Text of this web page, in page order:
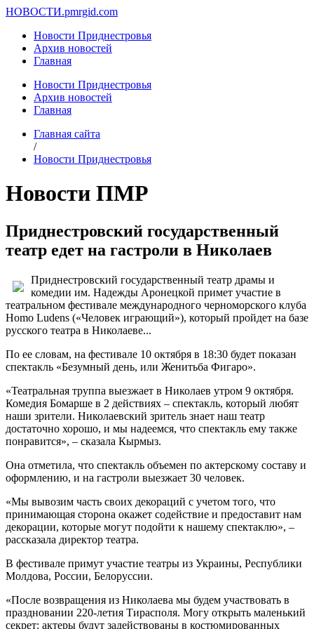
НОВОСТИ.pmrgid.com
Новости Приднестровья
Архив новостей
Главная
Новости Приднестровья
Архив новостей
Главная
Главная сайта
/
Новости Приднестровья
Новости ПМР
Приднестровский государственный
театр едет на гастроли в Николаев
Приднестровский государственный театр драмы и
комедии им. Надежды Аронецкой примет участие в
театральном фестивале международного черноморского клуба
Homo Ludens («Человек играющий»), который пройдет на базе
русского театра в Николаеве...
По ее словам, на фестивале 10 октября в 18:30 будет показан
спектакль «Безумный день, или Женитьба Фигаро».
«Театральная труппа выезжает в Николаев утром 9 октября.
Комедия Бомарше в 2 действиях – спектакль, который любят
наши зрители. Николаевский зритель знает наш театр
достаточно хорошо, и мы надеемся, что спектакль ему также
понравится», – сказала Кырмыз.
Она отметила, что спектакль объемен по актерскому составу и
оформлению, и на гастроли выезжает 30 человек.
«Мы вывозим часть своих декораций с учетом того, что
принимающая сторона окажет содействие и предоставит нам
декорации, которые могут подойти к нашему спектаклю», –
рассказала директор театра.
В фестивале примут участие театры из Украины, Республики
Молдова, России, Белоруссии.
«После возвращения из Николаева мы будем участвовать в
праздновании 220-летия Тирасполя. Могу открыть маленький
секрет: актеры будут задействованы в костюмированных